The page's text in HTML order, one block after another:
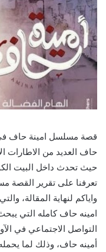
قصة مسلسل امينة حاف
حاف العديد من الاطارات
حيث تحدث داخل البيت
تعرفنا على تقرير القصة
واياكم لنهاية المقالة،
امينه حاف كامله التي
التواصل الاجتماعي في
أمينه حاف، وذلك لما